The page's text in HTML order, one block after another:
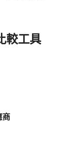
較工具
商